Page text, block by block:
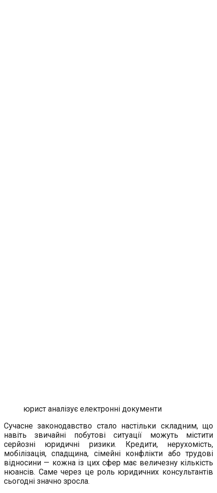
юрист аналізує електронні документи
Сучасне законодавство стало настільки складним, що
навіть звичайні побутові ситуації можуть містити
серйозні юридичні ризики. Кредити, нерухомість,
мобілізація, спадщина, сімейні конфлікти або трудові
відносини — кожна із цих сфер має величезну кількість
нюансів. Саме через це роль юридичних консультантів
сьогодні значно зросла.